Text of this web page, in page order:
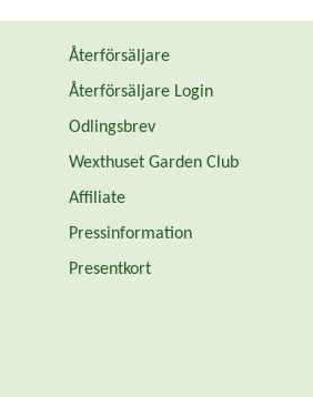
Återförsäljare
Återförsäljare Login
Odlingsbrev
Wexthuset Garden Club
Affiliate
Pressinformation
Presentkort